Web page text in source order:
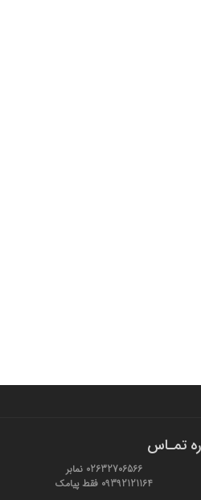
تمـاس
02632706566 نمابر
09392121164 فقط پیامک